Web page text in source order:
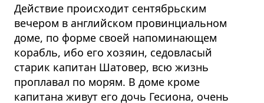
Действие происходит сентябрьским
вечером в английском провинциальном
доме, по форме своей напоминающем
корабль, ибо его хозяин, седовласый
старик капитан Шатовер, всю жизнь
проплавал по морям. В доме кроме
капитана живут его дочь Гесиона, очень